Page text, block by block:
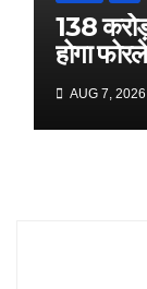
138
होगा
AUG 7, 2026